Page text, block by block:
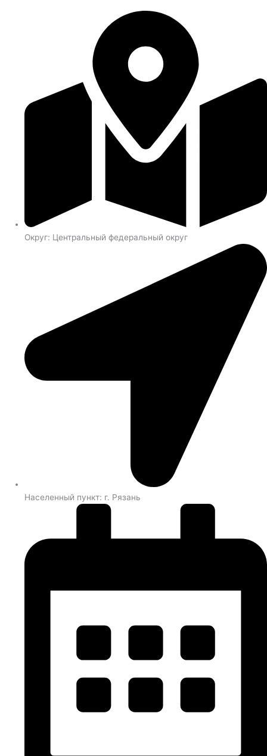
Округ: Центральный федеральный округ
Населенный пункт: г. Рязань